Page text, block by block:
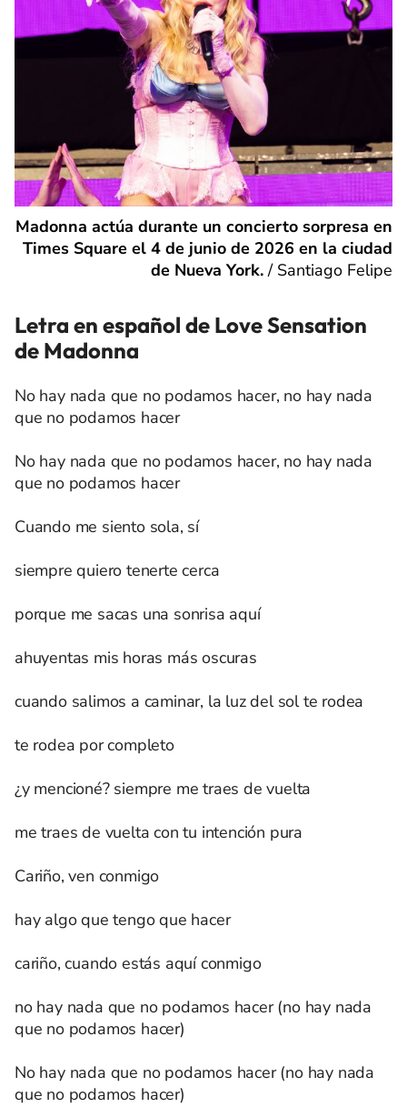
Madonna actúa durante un concierto sorpresa en
Times Square el 4 de junio de 2026 en la ciudad
de Nueva York./ Santiago Felipe
Letra en español de Love Sensation
de Madonna
No hay nada que no podamos hacer, no hay nada
que no podamos hacer
No hay nada que no podamos hacer, no hay nada
que no podamos hacer
Cuando me siento sola, sí
siempre quiero tenerte cerca
porque me sacas una sonrisa aquí
ahuyentas mis horas más oscuras
cuando salimos a caminar, la luz del sol te rodea
te rodea por completo
¿y mencioné? siempre me traes de vuelta
me traes de vuelta con tu intención pura
Cariño, ven conmigo
hay algo que tengo que hacer
cariño, cuando estás aquí conmigo
no hay nada que no podamos hacer (no hay nada
que no podamos hacer)
No hay nada que no podamos hacer (no hay nada
que no podamos hacer)